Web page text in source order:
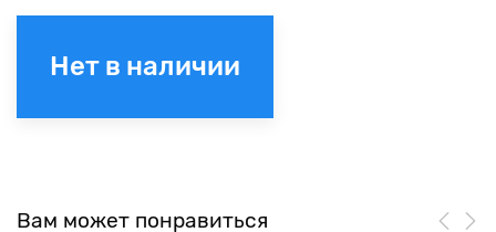
Нет в наличии
Вам может понравиться